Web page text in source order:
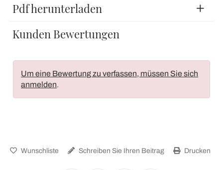
Pdf herunterladen
Kunden Bewertungen
Um eine Bewertung zu verfassen, müssen Sie sich
anmelden.
Wunschliste Schreiben Sie Ihren Beitrag Drucken